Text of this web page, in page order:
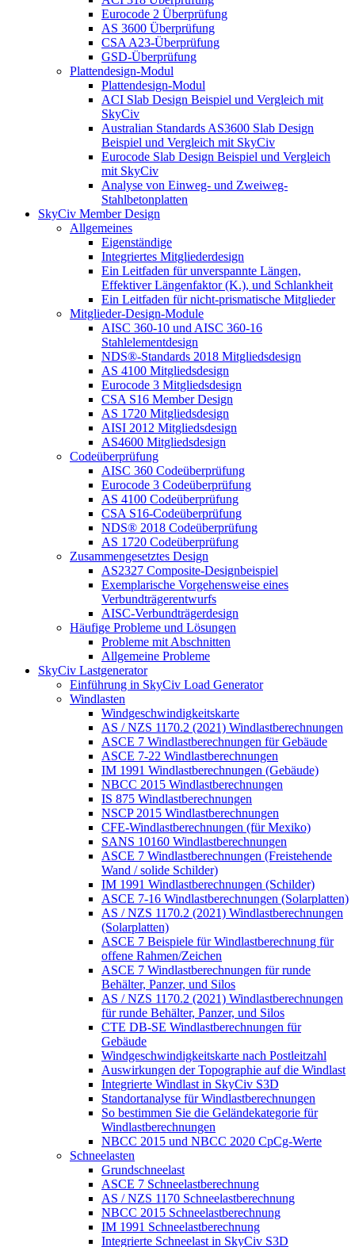
Eurocode 2 Überprüfung
AS 3600 Überprüfung
CSA A23-Überprüfung
GSD-Überprüfung
Plattendesign-Modul
Plattendesign-Modul
ACI Slab Design Beispiel und Vergleich mit
SkyCiv
Australian Standards AS3600 Slab Design
Beispiel und Vergleich mit SkyCiv
Eurocode Slab Design Beispiel und Vergleich
mit SkyCiv
Analyse von Einweg- und Zweiweg-
Stahlbetonplatten
SkyCiv Member Design
Allgemeines
Eigenständige
Integriertes Mitgliederdesign
Ein Leitfaden für unverspannte Längen,
Effektiver Längenfaktor (K.), und Schlankheit
Ein Leitfaden für nicht-prismatische Mitglieder
Mitglieder-Design-Module
AISC 360-10 und AISC 360-16
Stahlelementdesign
NDS®-Standards 2018 Mitgliedsdesign
AS 4100 Mitgliedsdesign
Eurocode 3 Mitgliedsdesign
CSA S16 Member Design
AS 1720 Mitgliedsdesign
AISI 2012 Mitgliedsdesign
AS4600 Mitgliedsdesign
Codeüberprüfung
AISC 360 Codeüberprüfung
Eurocode 3 Codeüberprüfung
AS 4100 Codeüberprüfung
CSA S16-Codeüberprüfung
NDS® 2018 Codeüberprüfung
AS 1720 Codeüberprüfung
Zusammengesetztes Design
AS2327 Composite-Designbeispiel
Exemplarische Vorgehensweise eines
Verbundträgerentwurfs
AISC-Verbundträgerdesign
Häufige Probleme und Lösungen
Probleme mit Abschnitten
Allgemeine Probleme
SkyCiv Lastgenerator
Einführung in SkyCiv Load Generator
Windlasten
Windgeschwindigkeitskarte
AS / NZS 1170.2 (2021) Windlastberechnungen
ASCE 7 Windlastberechnungen für Gebäude
ASCE 7-22 Windlastberechnungen
IM 1991 Windlastberechnungen (Gebäude)
NBCC 2015 Windlastberechnungen
IS 875 Windlastberechnungen
NSCP 2015 Windlastberechnungen
CFE-Windlastberechnungen (für Mexiko)
SANS 10160 Windlastberechnungen
ASCE 7 Windlastberechnungen (Freistehende
Wand / solide Schilder)
IM 1991 Windlastberechnungen (Schilder)
ASCE 7-16 Windlastberechnungen (Solarplatten)
AS / NZS 1170.2 (2021) Windlastberechnungen
(Solarplatten)
ASCE 7 Beispiele für Windlastberechnung für
offene Rahmen/Zeichen
ASCE 7 Windlastberechnungen für runde
Behälter, Panzer, und Silos
AS / NZS 1170.2 (2021) Windlastberechnungen
für runde Behälter, Panzer, und Silos
CTE DB-SE Windlastberechnungen für
Gebäude
Windgeschwindigkeitskarte nach Postleitzahl
Auswirkungen der Topographie auf die Windlast
Integrierte Windlast in SkyCiv S3D
Standortanalyse für Windlastberechnungen
So bestimmen Sie die Geländekategorie für
Windlastberechnungen
NBCC 2015 und NBCC 2020 CpCg-Werte
Schneelasten
Grundschneelast
ASCE 7 Schneelastberechnung
AS / NZS 1170 Schneelastberechnung
NBCC 2015 Schneelastberechnung
IM 1991 Schneelastberechnung
Integrierte Schneelast in SkyCiv S3D